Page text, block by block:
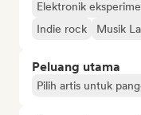
Elektronik
Indie rock
Musik
Peluang utama
Pilih artis untuk